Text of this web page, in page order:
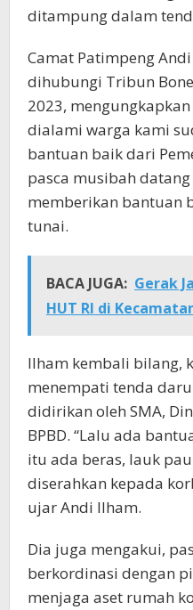
ditampung dalam
Camat Patimpeng
dihubungi Tribun
2023,
dialami warga kami
bantuan baik dari
pasca musibah
memberikan bantuan
tunai.
BACA JUGA: Gerak
HUT RI di
Ilham kembali bilang,
menempati tenda
didirikan oleh SMA,
BPBD. “Lalu ada
itu ada beras, lauk
diserahkan kepada
ujar Andi Ilham.
Dia juga mengakui,
berkordinasi dengan
menjaga aset rumah